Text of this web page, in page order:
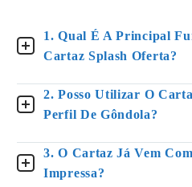
1. Qual É A Principal
Cartaz Splash Oferta?
2. Posso Utilizar O
Perfil De Gôndola?
3. O Cartaz Já Vem
Impressa?